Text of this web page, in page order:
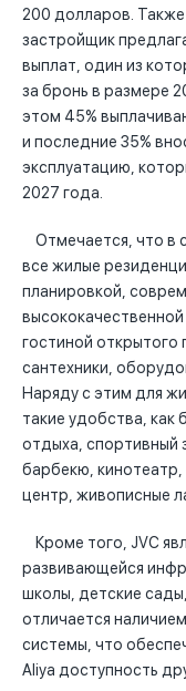
200 долларов.
застройщик
выплат, один из
за бронь в размере
этом 45%
и последние 35%
эксплуатацию,
2027 года.
Отмечается, что в
все жилые
планировкой,
гостиной открытого
сантехники,
Наряду с этим для
такие удобства, как
отдыха, спортивный
барбекю,
центр, живописные
Кроме того, JVC
развивающейся
школы, детские
отличается
системы, что
Aliya доступность